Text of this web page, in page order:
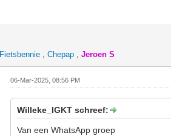
Fietsbennie ,Chepap ,Jeroen S
06-Mar-2025, 08:56 PM
Willeke_IGKT schreef:
Van een WhatsApp groep